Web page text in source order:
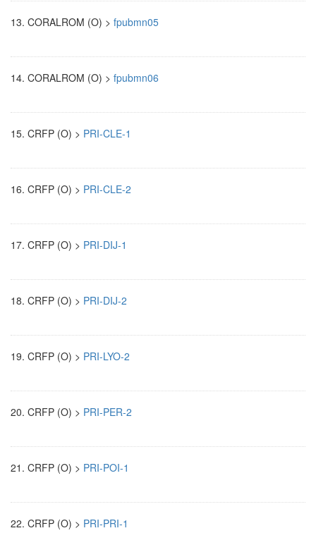
13. CORALROM (O) > fpubmn05
14. CORALROM (O) > fpubmn06
15. CRFP (O) > PRI-CLE-1
16. CRFP (O) > PRI-CLE-2
17. CRFP (O) > PRI-DIJ-1
18. CRFP (O) > PRI-DIJ-2
19. CRFP (O) > PRI-LYO-2
20. CRFP (O) > PRI-PER-2
21. CRFP (O) > PRI-POI-1
22. CRFP (O) > PRI-PRI-1